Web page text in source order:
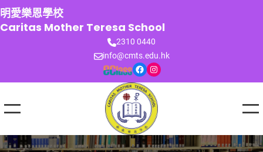
跳
至
主
明愛樂恩學校
Caritas Mother Teresa School
2310 0440
info@cmts.edu.hk
Facebook Instagram